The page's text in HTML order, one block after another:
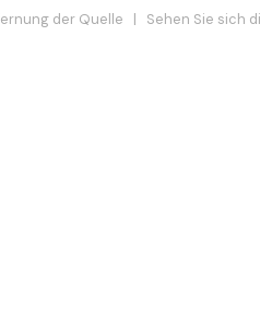
der Quelle | Sehen Sie sich